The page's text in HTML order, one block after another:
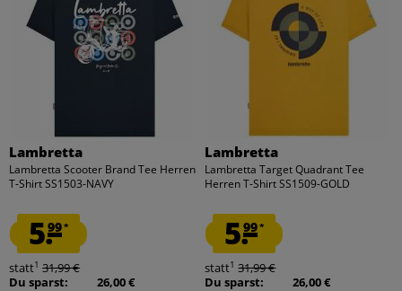
Lambretta
Lambretta Scooter Brand Tee Herren
T-Shirt SS1503-NAVY
5.99*
statt1 31,99 €
Du sparst:
26,00 €
Lambretta
Lambretta Target Quadrant Tee
Herren T-Shirt SS1509-GOLD
5.99*
statt1 31,99 €
Du sparst:
26,00 €